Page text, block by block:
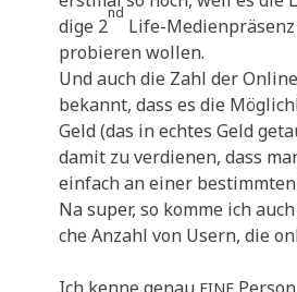
di­ge 2
nd
Life-
pro­bie­ren wollen.
Und auch die Zahl der
bekannt, dass es die
Geld (das in ech­tes Geld
damit zu ver­die­nen, dass
ein­fach an einer
Na super, so kom­me ich
che Anzahl von Usern, die
Ich ken­ne genau EINE